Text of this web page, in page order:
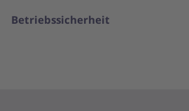
Betriebssicherheit